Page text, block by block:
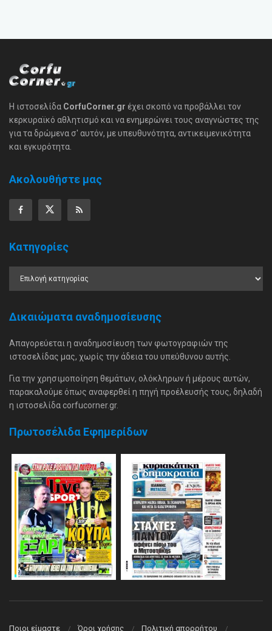
Η ιστοσελίδα CorfuCorner.gr έχει σκοπό να προβάλλει τον
κερκυραϊκό αθλητισμό και να ενημερώνει τους αναγνώστες της
για τα δρώμενα σ' αυτόν, με υπευθυνότητα, αντικειμενικότητα
και εγκυρότητα.
Ακολουθήστε μας
Κατηγορίες
Δικαιώματα αναδημοσίευσης
Απαγορεύεται η αναδημοσίευση των φωτογραφιών της
ιστοσελίδας μας, χωρίς την άδεια του υπεύθυνου αυτής.
Για την χρησιμοποίηση θεμάτων, ολόκληρων ή μέρους αυτών,
παρακαλούμε όπως αναφερθεί η πηγή προέλευσής τους, δηλαδή
η ιστοσελίδα corfucorner.gr.
Πρωτοσέλιδα Εφημερίδων
Ποιοι είμαστε Όροι χρήσης Πολιτική απορρήτου